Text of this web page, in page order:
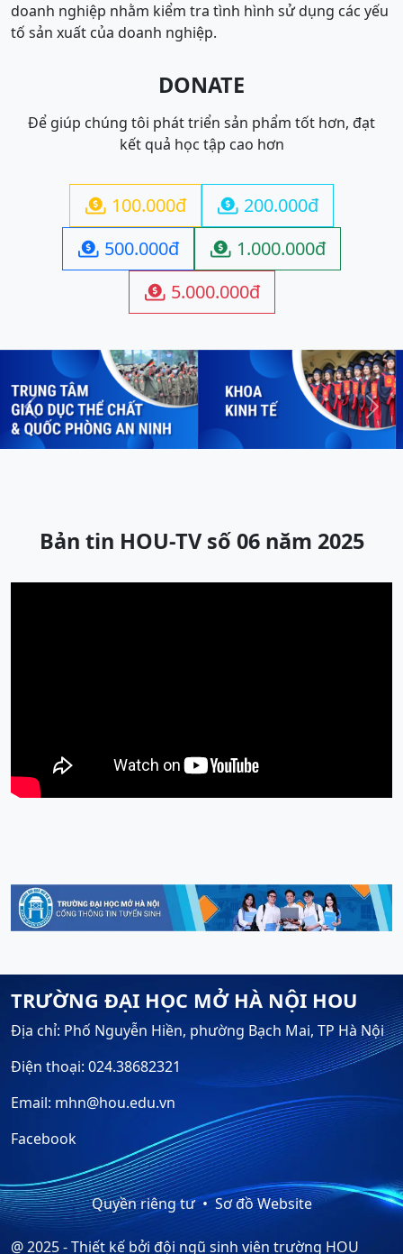
doanh nghiệp nhằm kiểm tra tình hình sử dụng các yếu
tố sản xuất của doanh nghiệp.
DONATE
Để giúp chúng tôi phát triển sản phẩm tốt hơn, đạt
kết quả học tập cao hơn
 100.000đ  200.000đ
 500.000đ  1.000.000đ
 5.000.000đ
Previous Next
Bản tin HOU-TV số 06 năm 2025
TRƯỜNG ĐẠI HỌC MỞ HÀ NỘI HOU
Địa chỉ: Phố Nguyễn Hiền, phường Bạch Mai, TP Hà Nội
Điện thoại: 024.38682321
Email: mhn@hou.edu.vn
Facebook
Quyền riêng tư Sơ đồ Website
@ 2025 - Thiết kế bởi đội ngũ sinh viên trường HOU